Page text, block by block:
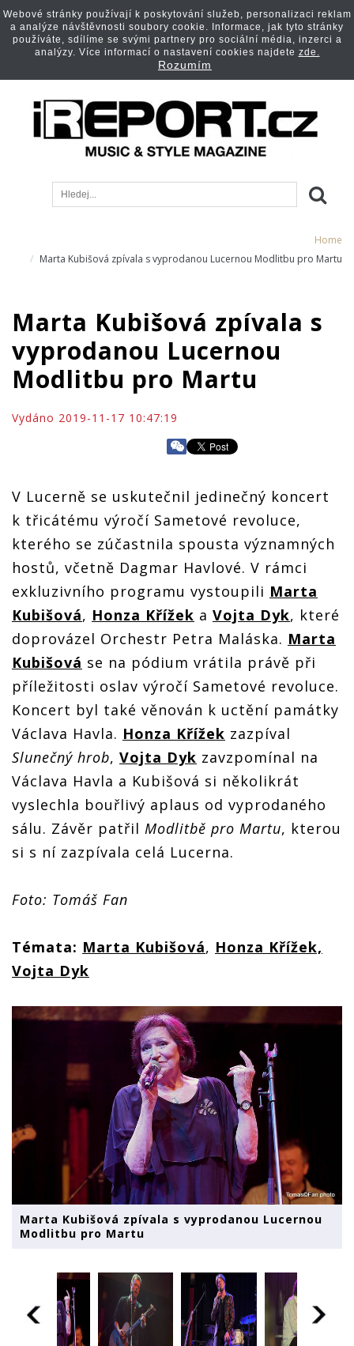
Home
Marta Kubišová zpívala s vyprodanou Lucernou Modlitbu pro Martu
Marta Kubišová zpívala s
vyprodanou Lucernou
Modlitbu pro Martu
Vydáno 2019-11-17 10:47:19
V Lucerně se uskutečnil jedinečný koncert
k třicátému výročí Sametové revoluce,
kterého se zúčastnila spousta významných
hostů, včetně Dagmar Havlové. V rámci
exkluzivního programu vystoupili Marta
Kubišová, Honza Křížek a Vojta Dyk, které
doprovázel Orchestr Petra Maláska. Marta
Kubišová se na pódium vrátila právě při
příležitosti oslav výročí Sametové revoluce.
Koncert byl také věnován k uctění památky
Václava Havla. Honza Křížek zazpíval
Slunečný hrob, Vojta Dyk zavzpomínal na
Václava Havla a Kubišová si několikrát
vyslechla bouřlivý aplaus od vyprodaného
sálu. Závěr patřil Modlitbě pro Martu, kterou
si s ní zazpívala celá Lucerna.
Foto: Tomáš Fan
Témata: Marta Kubišová, Honza Křížek,
Vojta Dyk
Marta Kubišová zpívala s vyprodanou Lucernou
Modlitbu pro Martu
Webové stránky používají k poskytování služeb, personalizaci reklam
a analýze návštěvnosti soubory cookie. Informace, jak tyto stránky
používáte, sdílíme se svými partnery pro sociální média, inzerci a
analýzy. Více informací o nastavení cookies najdete zde.
Rozumím